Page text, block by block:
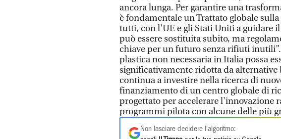
ancora lunga. Per garantire una
è fondamentale un Trattato globale
tutti, con l'UE e gli Stati Uniti a guidare
può essere sostituita subito, ma
chiave per un futuro senza rifiuti
plastica non necessaria in Italia possa
significativamente ridotta da alternative
continua a investire nella ricerca di
finanziamento di un centro globale di
progettato per accelerare l'innovazione
programmi pilota con alcune delle più
Non lasciare decidere l'algoritmo: